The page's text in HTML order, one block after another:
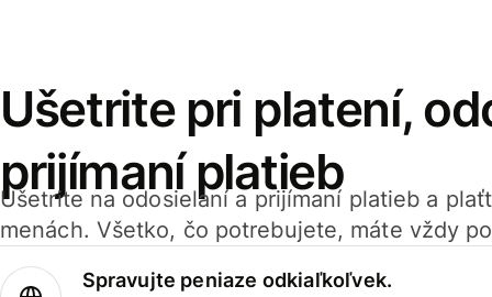
Ušetrite pri platení,
prijímaní platieb
Ušetrite na odosielaní a prijímaní platieb a
menách. Všetko, čo potrebujete, máte vždy
Spravujte peniaze odkiaľkoľvek.